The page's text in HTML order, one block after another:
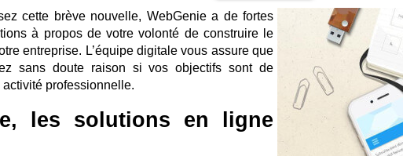
cette brève nouvelle, WebGenie a de fortes
à propos de votre volonté de construire le
entreprise. L’équipe digitale vous assure que
sans doute raison si vos objectifs sont de
professionnelle.
les solutions en ligne